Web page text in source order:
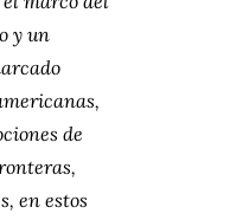
y un
de
en estos